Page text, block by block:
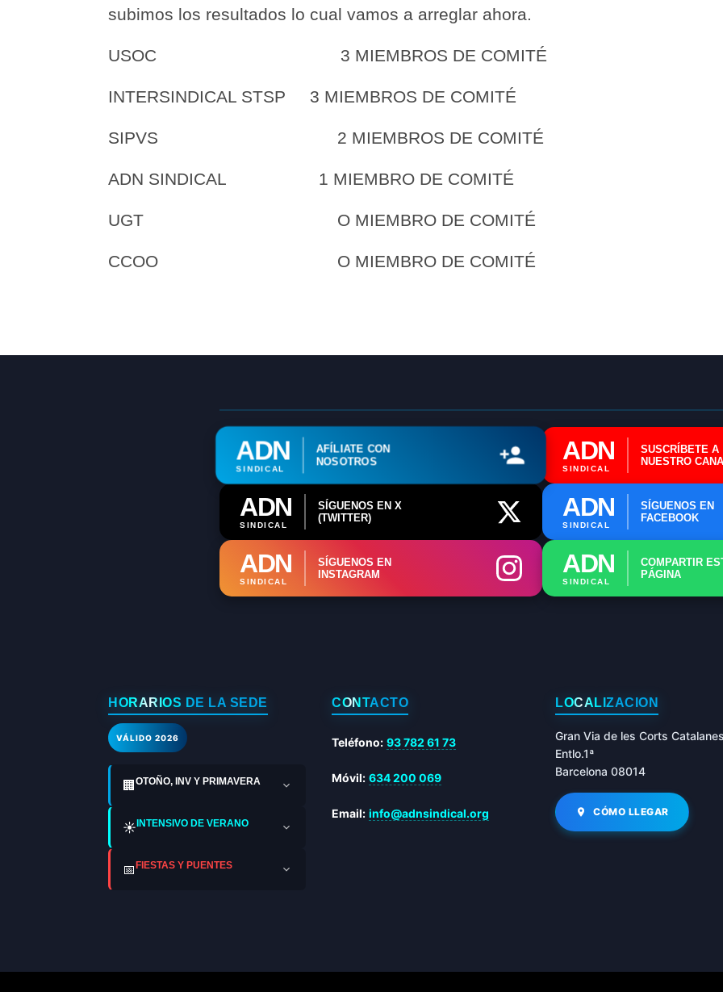
subimos los resultados lo cual vamos a arreglar ahora.
USOC 3 MIEMBROS DE COMITÉ
INTERSINDICAL STSP 3 MIEMBROS DE COMITÉ
SIPVS 2 MIEMBROS DE COMITÉ
ADN SINDICAL 1 MIEMBRO DE COMITÉ
UGT O MIEMBRO DE COMITÉ
CCOO O MIEMBRO DE COMITÉ
ADN
SINDICAL
AFÍLIATE CON
NOSOTROS
ADN
SINDICAL
SUSCRÍBETE A
NUESTRO
ADN
SINDICAL
SÍGUENOS EN X
(TWITTER)
ADN
SINDICAL
SÍGUENOS EN
FACEBOOK
ADN
SINDICAL
SÍGUENOS EN
INSTAGRAM
ADN
SINDICAL
COMPARTIR
PÁGINA
HORARIOS DE LA SEDE
VÁLIDO 2026
🏢OTOÑO, INV Y PRIMAVERA
☀️INTENSIVO DE VERANO
📅FIESTAS Y PUENTES
CONTACTO
Teléfono: 93 782 61 73
Móvil: 634 200 069
Email: info@adnsindical.org
LOCALIZACIÓN
Gran Via de les Corts
Entlo.1ª
Barcelona 08014
CÓMO LLEGAR
ADN Sindical
⚖️ Dpto. Jurídico y Abogados (Email)
📄 Herramienta: Generador Plantillas
✊ Trámite: Afiliarse al Sindicato
📍 Info: Horarios y Contacto Sede